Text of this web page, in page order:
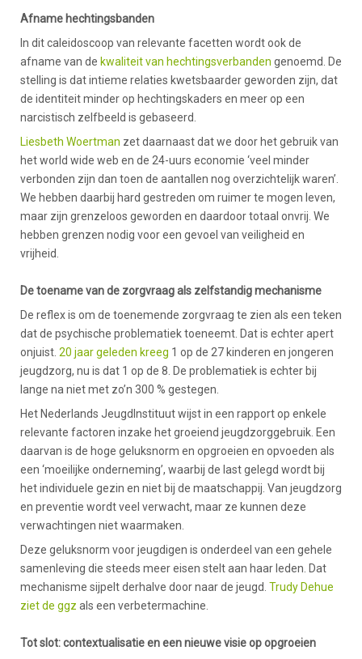
Afname hechtingsbanden
In dit caleidoscoop van relevante facetten wordt ook de
afname van de kwaliteit van hechtingsverbanden genoemd. De
stelling is dat intieme relaties kwetsbaarder geworden zijn, dat
de identiteit minder op hechtingskaders en meer op een
narcistisch zelfbeeld is gebaseerd.
Liesbeth Woertman zet daarnaast dat we door het gebruik van
het world wide web en de 24-uurs economie ‘veel minder
verbonden zijn dan toen de aantallen nog overzichtelijk waren’.
We hebben daarbij hard gestreden om ruimer te mogen leven,
maar zijn grenzeloos geworden en daardoor totaal onvrij. We
hebben grenzen nodig voor een gevoel van veiligheid en
vrijheid.
De toename van de zorgvraag als zelfstandig mechanisme
De reflex is om de toenemende zorgvraag te zien als een teken
dat de psychische problematiek toeneemt. Dat is echter apert
onjuist. 20 jaar geleden kreeg 1 op de 27 kinderen en jongeren
jeugdzorg, nu is dat 1 op de 8. De problematiek is echter bij
lange na niet met zo’n 300 % gestegen.
Het Nederlands JeugdInstituut wijst in een rapport op enkele
relevante factoren inzake het groeiend jeugdzorggebruik. Een
daarvan is de hoge geluksnorm en opgroeien en opvoeden als
een ‘moeilijke onderneming’, waarbij de last gelegd wordt bij
het individuele gezin en niet bij de maatschappij. Van jeugdzorg
en preventie wordt veel verwacht, maar ze kunnen deze
verwachtingen niet waarmaken.
Deze geluksnorm voor jeugdigen is onderdeel van een gehele
samenleving die steeds meer eisen stelt aan haar leden. Dat
mechanisme sijpelt derhalve door naar de jeugd. Trudy Dehue
ziet de ggz als een verbetermachine.
Tot slot: contextualisatie en een nieuwe visie op opgroeien